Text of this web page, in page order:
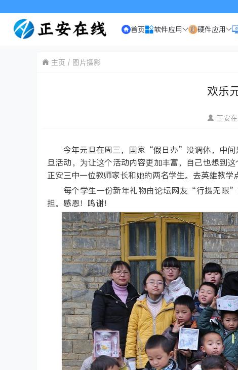
欢迎
首页 软件应用 硬件应用
主页 图片摄影
欢乐
正安
今年元旦在周三，国家“假日办”没调休，中间
旦活动，为让这个活动内容更加丰富，自己也想
正安三中一位教师家长和她的两名学生。去英雄教学
每个学生一份新年礼物由论坛网友“行摄无限
担。感恩！鸣谢！